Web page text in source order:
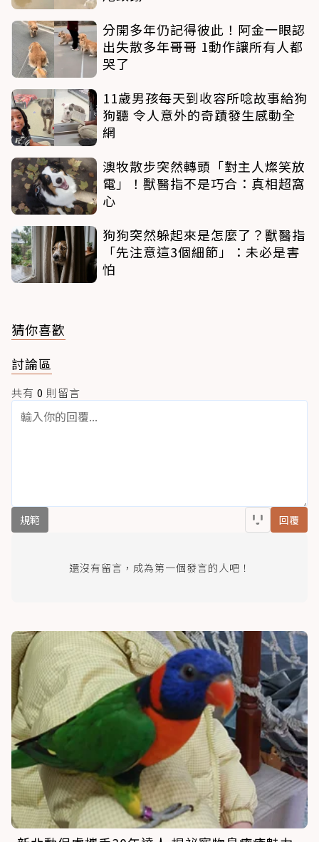
分開多年仍記得彼此！阿金一眼認
出失散多年哥哥 1動作讓所有人都
哭了
11歲男孩每天到收容所唸故事給狗
狗聽 令人意外的奇蹟發生感動全
網
澳牧散步突然轉頭「對主人燦笑放
電」！獸醫指不是巧合：真相超窩
心
狗狗突然躲起來是怎麼了？獸醫指
「先注意這3個細節」：未必是害
怕
猜你喜歡
討論區
共有 0 則留言
規範 回覆
還沒有留言，成為第一個發言的人吧！